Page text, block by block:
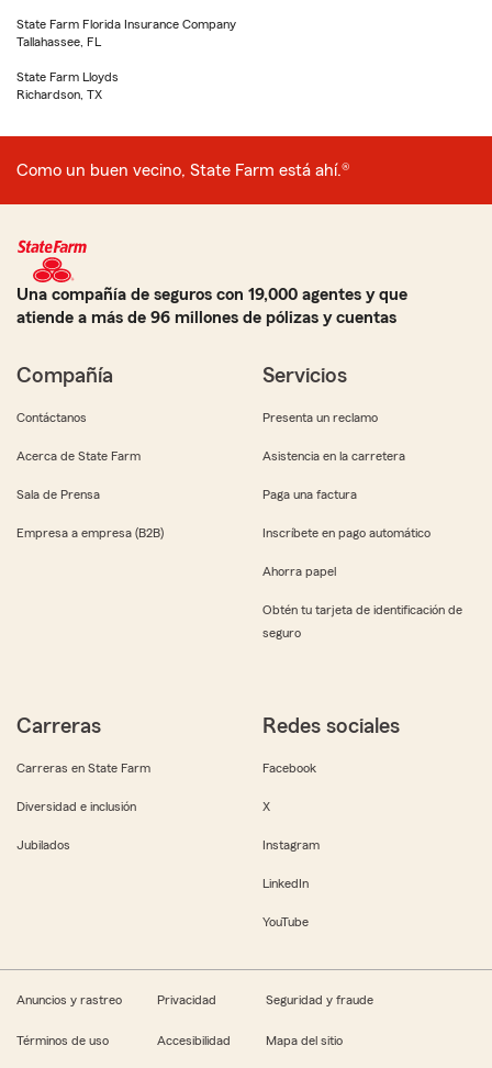
State Farm Florida Insurance Company
Tallahassee, FL
State Farm Lloyds
Richardson, TX
Como un buen vecino, State Farm está ahí.®
Una compañía de seguros con 19,000 agentes y que
atiende a más de 96 millones de pólizas y cuentas
Compañía
Contáctanos
Acerca de State Farm
Sala de Prensa
Empresa a empresa (B2B)
Servicios
Presenta un reclamo
Asistencia en la carretera
Paga una factura
Inscríbete en pago automático
Ahorra papel
Obtén tu tarjeta de identificación de
seguro
Carreras
Carreras en State Farm
Diversidad e inclusión
Jubilados
Redes sociales
Facebook
X
Instagram
LinkedIn
YouTube
Anuncios y rastreo Privacidad Seguridad y fraude
Términos de uso Accesibilidad Mapa del sitio